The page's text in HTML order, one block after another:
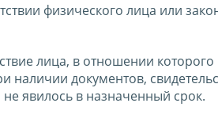
физического лица или
лица, в отношении которого
документов,
явилось в назначенный срок.